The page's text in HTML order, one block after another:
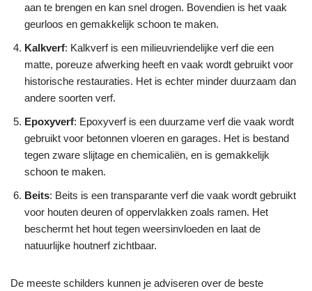
aan te brengen en kan snel drogen. Bovendien is het vaak
geurloos en gemakkelijk schoon te maken.
Kalkverf: Kalkverf is een milieuvriendelijke verf die een
matte, poreuze afwerking heeft en vaak wordt gebruikt voor
historische restauraties. Het is echter minder duurzaam dan
andere soorten verf.
Epoxyverf: Epoxyverf is een duurzame verf die vaak wordt
gebruikt voor betonnen vloeren en garages. Het is bestand
tegen zware slijtage en chemicaliën, en is gemakkelijk
schoon te maken.
Beits: Beits is een transparante verf die vaak wordt gebruikt
voor houten deuren of oppervlakken zoals ramen. Het
beschermt het hout tegen weersinvloeden en laat de
natuurlijke houtnerf zichtbaar.
De meeste schilders kunnen je adviseren over de beste